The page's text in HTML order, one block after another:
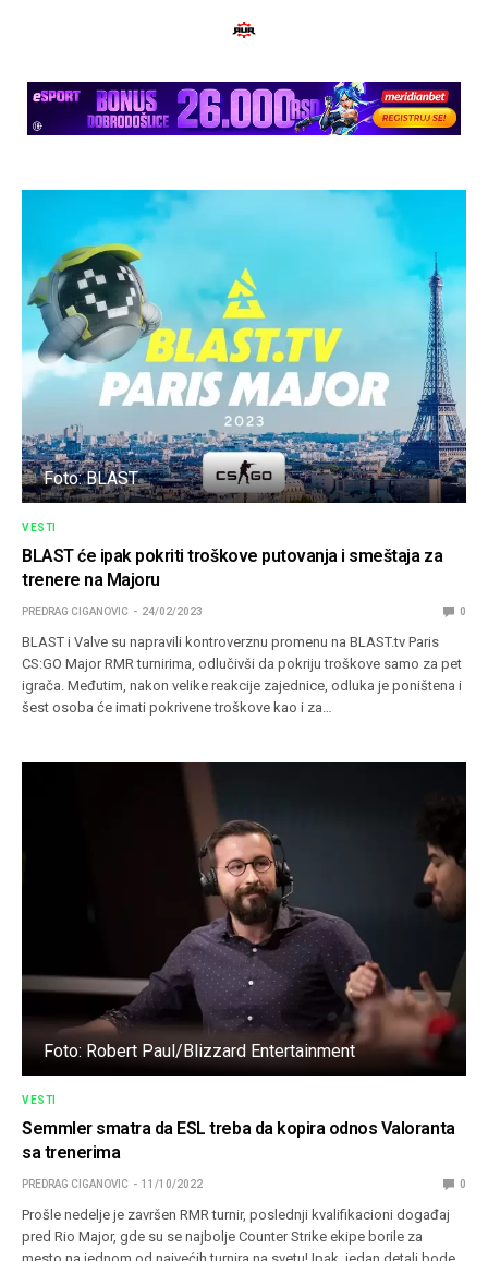
Foto: BLAST
VESTI
BLAST će ipak pokriti troškove putovanja i smeštaja za
trenere na Majoru
PREDRAG CIGANOVIC 24/02/2023 0
BLAST i Valve su napravili kontroverznu promenu na BLAST.tv Paris
CS:GO Major RMR turnirima, odlučivši da pokriju troškove samo za pet
igrača. Međutim, nakon velike reakcije zajednice, odluka je poništena i
šest osoba će imati pokrivene troškove kao i za…
Foto: Robert Paul/Blizzard Entertainment
VESTI
Semmler smatra da ESL treba da kopira odnos Valoranta
sa trenerima
PREDRAG CIGANOVIC 11/10/2022 0
Prošle nedelje je završen RMR turnir, poslednji kvalifikacioni događaj
pred Rio Major, gde su se najbolje Counter Strike ekipe borile za